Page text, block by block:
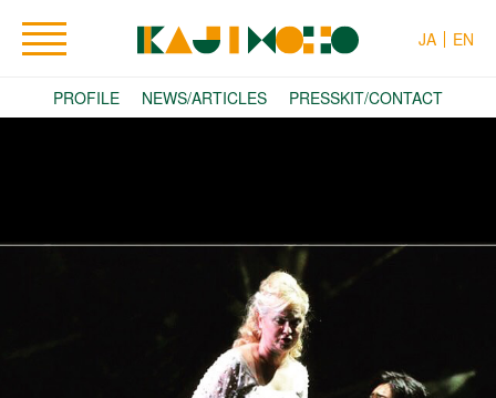
JA EN
PROFILE NEWS/ARTICLES PRESSKIT/CONTACT